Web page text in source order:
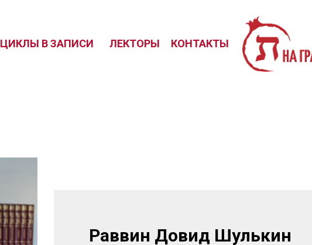
ЦИКЛЫ В ЗАПИСИ ЛЕКТОРЫ КОНТАКТЫ
Раввин Довид Шулькин